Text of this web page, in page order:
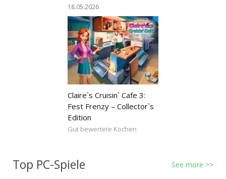
18.05.2026
Claire`s Cruisin` Cafe 3:
Fest Frenzy – Collector`s
Edition
Gut bewertete Kochen
Top PC-Spiele See more >>